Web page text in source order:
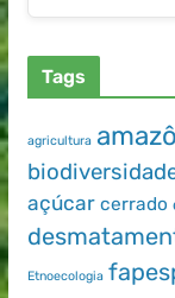
Tags
agricultura
açúcar cerrado
Etnoecologia